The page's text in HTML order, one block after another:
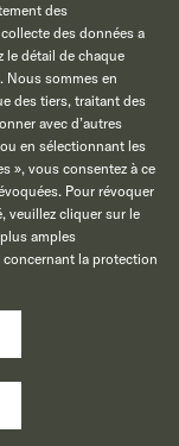
des
des données a
le détail de chaque
Nous sommes en
des tiers, traitant des
avec d’autres
en sélectionnant les
», vous consentez à ce
Pour révoquer
veuillez cliquer sur le
amples
la protection